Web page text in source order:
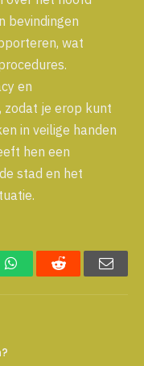
bevindingen
wat
en
zodat je erop kunt
in veilige handen
hen een
stad en het
WhatsAppReddit